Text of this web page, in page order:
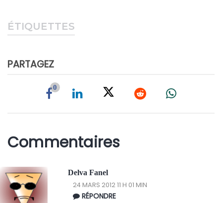
ÉTIQUETTES
PARTAGEZ
0
Commentaires
Delva Fanel
24 MARS 2012 11 H 01 MIN
RÉPONDRE